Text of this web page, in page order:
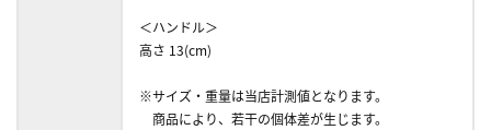
＜ハンドル＞
高さ 13(cm)
※サイズ・重量は当店計測値となります。
商品により、若干の個体差が生じます。